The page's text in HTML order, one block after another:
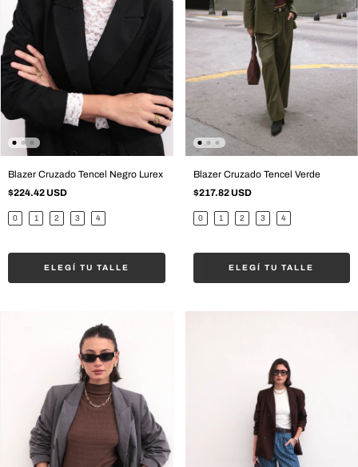
Blazer Cruzado Tencel Negro Lurex
$224.42 USD
0 1 2 3 4
ELEGÍ TU TALLE
Blazer Cruzado Tencel Verde
$217.82 USD
0 1 2 3 4
ELEGÍ TU TALLE